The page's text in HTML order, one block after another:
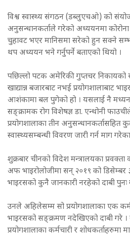
विश्व स्वास्थ्य संगठन (डब्लुएचओ) को
अनुसन्धानकर्ताले गरेको अध्ययनमा कोरोना
चुहावट भएर मानिसमा सरेको हुन सक्ने
थप अध्ययन भने गर्नुपर्ने बताएको थियो ।
पछिल्लो पटक अमेरिकी गुप्तचर निकायको
खाद्यान्न बजारबाट नभई प्रयोगशालाबाट
आशंकामा बल पुगेको हो । यसलाई नै
सङ्क्रामक रोग विशेषज्ञ डा. एन्थोनी
प्रयोगशालाका तीन अनुसन्धानकर्तासहित
स्वास्थ्यसम्बन्धी विवरण जारी गर्न माग
शुक्रबार चीनको विदेश मन्त्रालयका प्रवक्ता
अफ भाइरोलोजीमा सन् २०१९ को डिसेम्बर
भाइरसको कुनै जानकारी नरहेको दाबी
उनले अहिलेसम्म सो प्रयोगशालाका एक
भाइरसको सङ्क्रमण नदेखिएको दाबी गरे ।
प्रयोगशालाका कर्मचारी र शोधकर्ताहरुमा